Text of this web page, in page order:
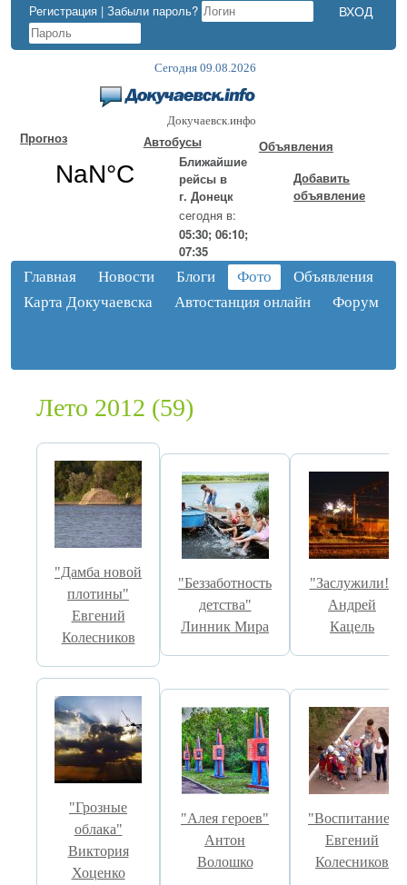
Регистрация | Забыли пароль?
Сегодня 09.08.2026
Докучаевск.инфо
Прогноз
Автобусы
Ближайшие
рейсы в
г. Донецк
сегодня в:
05:30; 06:10;
07:35
Объявления
Добавить
объявление
Главная Новости Блоги Фото
Объявления
Карта Докучаевска
Автостанция онлайн Форум
Лето 2012 (59)
"Дамба новой
плотины"
Евгений
Колесников
"Беззаботность
детства"
Линник Мира
"Заслужили!"
Андрей
Кацель
"Грозные
облака"
Виктория
Хоценко
"Алея героев"
Антон
Волошко
"Воспитание"
Евгений
Колесников